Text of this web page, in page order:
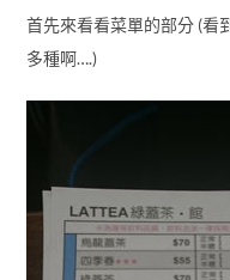
首先來看看菜單的部分 (看
多種啊….)